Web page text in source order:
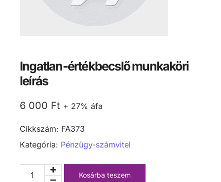
Ingatlan-értékbecslő munkaköri
leírás
6 000 Ft + 27% áfa
Cikkszám: FA373
Kategória: Pénzügy-számvitel
Kosárba teszem